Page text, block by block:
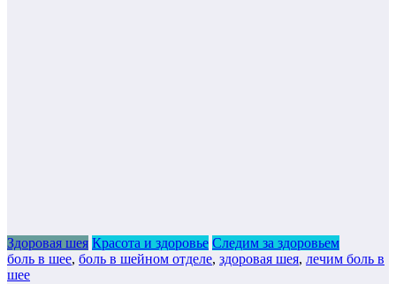
Здоровая шея Красота и здоровье Следим за здоровьем
боль в шее, боль в шейном отделе, здоровая шея, лечим боль в
шее